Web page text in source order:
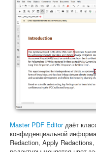
Master PDF Editorдаёт
конфиденциальной
Redaction, Apply